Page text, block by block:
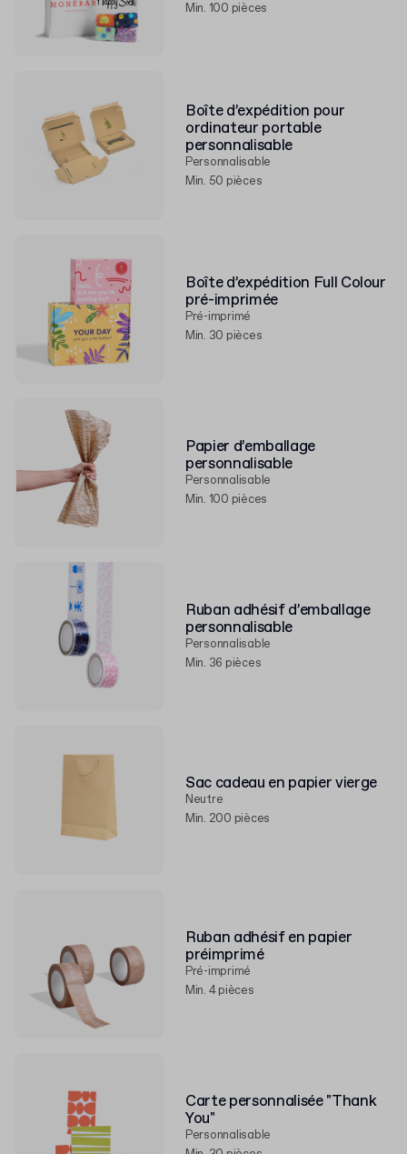
Min. 100 pièces
Boîte d’expédition pour
ordinateur portable
personnalisable
Personnalisable
Min. 50 pièces
Boîte d’expédition Full Colour
pré-imprimée
Pré-imprimé
Min. 30 pièces
Papier d’emballage
personnalisable
Personnalisable
Min. 100 pièces
Ruban adhésif d’emballage
personnalisable
Personnalisable
Min. 36 pièces
Sac cadeau en papier vierge
Neutre
Min. 200 pièces
Ruban adhésif en papier
préimprimé
Pré-imprimé
Min. 4 pièces
Carte personnalisée "Thank
You"
Personnalisable